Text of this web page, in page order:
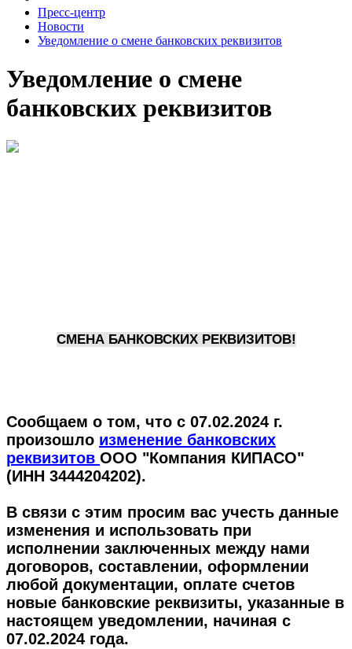
Пресс-центр
Новости
Уведомление о смене банковских реквизитов
Уведомление о смене
банковских реквизитов
СМЕНА БАНКОВСКИХ РЕКВИЗИТОВ!
Сообщаем о том, что с 07.02.2024 г.
произошло изменение банковских
реквизитов ООО "Компания КИПАСО"
(ИНН 3444204202).
В связи с этим просим вас учесть данные
изменения и использовать при
исполнении заключенных между нами
договоров, составлении, оформлении
любой документации, оплате счетов
новые банковские реквизиты, указанные в
настоящем уведомлении, начиная с
07.02.2024 года.